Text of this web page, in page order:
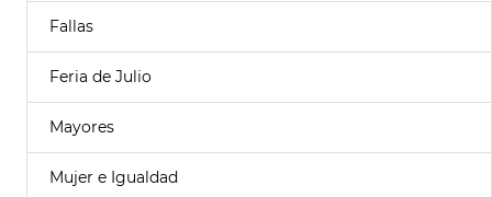
Fallas
Feria de Julio
Mayores
Mujer e Igualdad